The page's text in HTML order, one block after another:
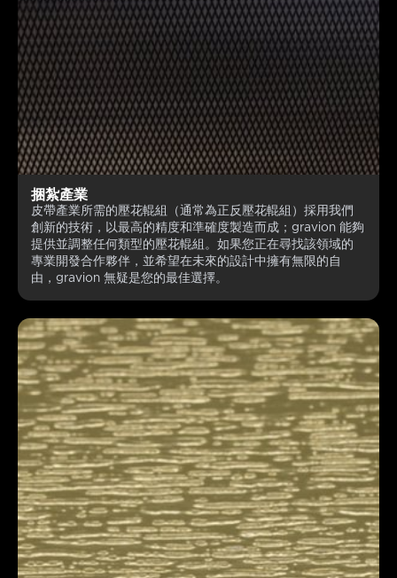
捆紮產業
皮帶產業所需的壓花輥組（通常為正反壓花輥組）採用我們
創新的技術，以最高的精度和準確度製造而成；gravion 能夠
提供並調整任何類型的壓花輥組。如果您正在尋找該領域的
專業開發合作夥伴，並希望在未來的設計中擁有無限的自
由，gravion 無疑是您的最佳選擇。